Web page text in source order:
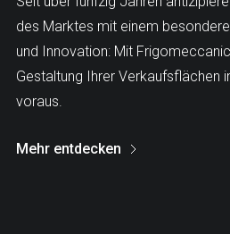
des Marktes mit einem
und Innovation: Mit
Gestaltung Ihrer Verkaufsflächen
voraus.
Mehr entdecken